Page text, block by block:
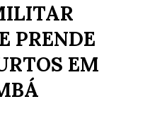
PRENDE
EM